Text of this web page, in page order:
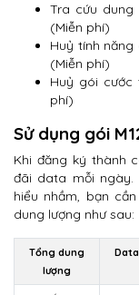
Tra cứu dung
(Miễn phí)
Huỷ tính
(Miễn phí)
Huỷ gói cước
phí)
Sử dụng gói
Khi đăng ký thành
đãi data mỗi ngày.
hiểu nhầm, bạn
dung lượng như sau:
Tổng dung
lượng